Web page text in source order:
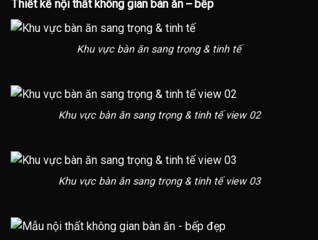
Thiết kế nội thất không gian bàn ăn – bếp
Khu vực bàn ăn sang trọng & tinh tế
Khu vực bàn ăn sang trọng & tinh tế view 02
Khu vực bàn ăn sang trọng & tinh tế view 03